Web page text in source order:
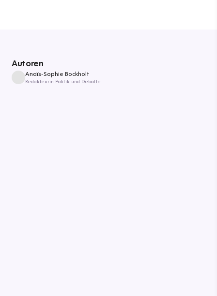
Autoren
Anaïs-Sophie Bockholt
Redakteurin Politik und Debatte